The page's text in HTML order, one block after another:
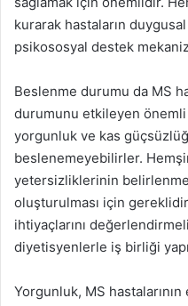
kurarak hastaların
psikososyal destek
Beslenme durumu da MS
durumunu etkileyen
yorgunluk ve kas
beslenemeyebilirler.
yetersizliklerinin
oluşturulması için
ihtiyaçlarını
diyetisyenlerle iş birliği
Yorgunluk, MS hastalarının